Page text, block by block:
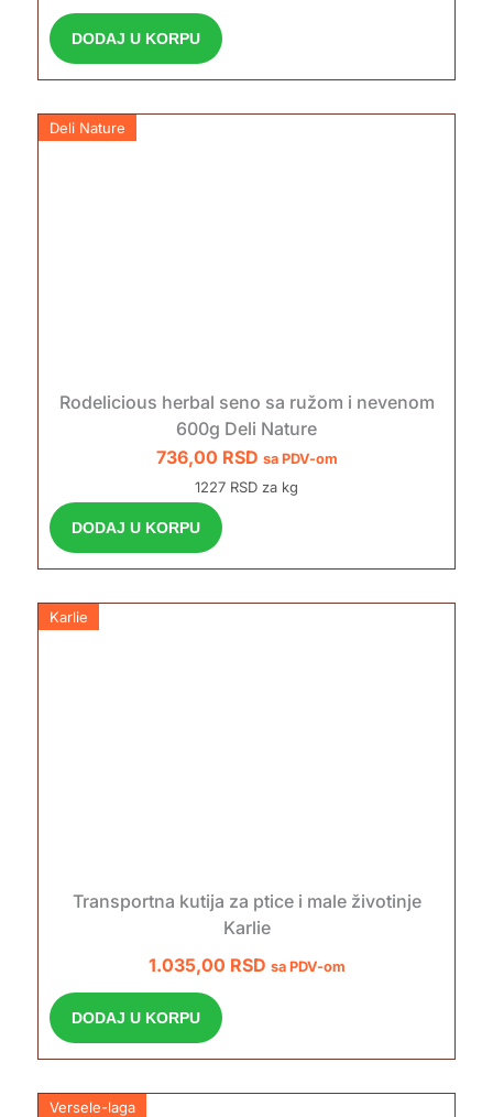
DODAJ U KORPU
Deli Nature
Rodelicious herbal seno sa ružom i nevenom
600g Deli Nature
736,00 RSD sa PDV-om
1227 RSD za kg
DODAJ U KORPU
Karlie
Transportna kutija za ptice i male životinje
Karlie
1.035,00 RSD sa PDV-om
DODAJ U KORPU
Versele-laga